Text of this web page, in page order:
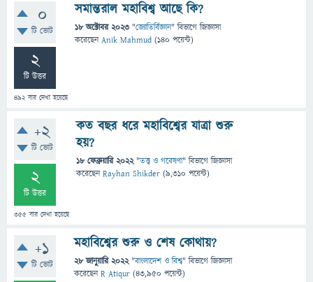
0
টি ভোট
2
টি উত্তর
492বার দেখা হয়েছে
সমান্তরাল মহাবিশ্ব আছে কি?
18 অক্টোবর 2023 "জ্যোতির্বিজ্ঞান" বিভাগে জিজ্ঞাসা
করেছেনAnik Mahmud (140 পয়েন্ট)
+2
টি ভোট
2
টি উত্তর
355 বার দেখা হয়েছে
কত বছর ধরে মহাবিশ্বের যাত্রা শুরু
হয়?
18 ফেব্রুয়ারি 2022 "তত্ত্ব ও গবেষণা" বিভাগে জিজ্ঞাসা
করেছেনRayhan Shikder (9,310 পয়েন্ট)
+1
টি ভোট
মহাবিশ্বের শুরু ও শেষ কোথায়?
28 জানুয়ারি 2022 "বাংলাদেশ ও বিশ্ব" বিভাগে জিজ্ঞাসা
করেছেনR Atiqur (43,950 পয়েন্ট)